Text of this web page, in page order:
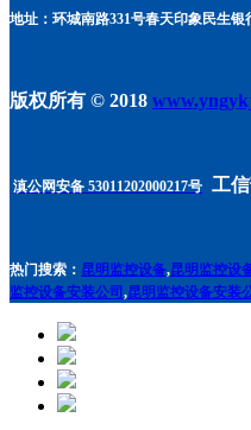
地址：环城南路331号春天印象民生银
版权所有 © 2018
滇公网安备 53011202000217号 工
热门搜索： 昆明监控设备,昆明监控设
监控设备安装公司 ,昆明监控设备安装